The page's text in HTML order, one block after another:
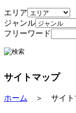
エリア
ジャンル
フリーワード
サイトマップ
ホーム ＞ サイト